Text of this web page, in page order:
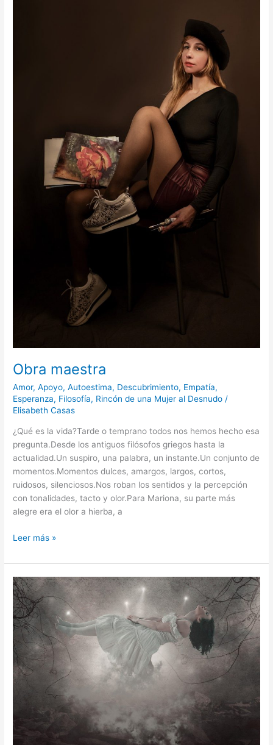
Obra maestra
Amor,Apoyo,Autoestima, Descubrimiento, Empatía,
Esperanza, Filosofía, Rincón de una Mujer al Desnudo /
Elisabeth Casas
¿Qué es la vida?Tarde o temprano todos nos hemos hecho esa
pregunta.Desde los antiguos filósofos griegos hasta la
actualidad.Un suspiro, una palabra, un instante.Un conjunto de
momentos.Momentos dulces, amargos, largos, cortos,
ruidosos, silenciosos.Nos roban los sentidos y la percepción
con tonalidades, tacto y olor.Para Mariona, su parte más
alegre era el olor a hierba, a
Leer más »
Viaje
astral